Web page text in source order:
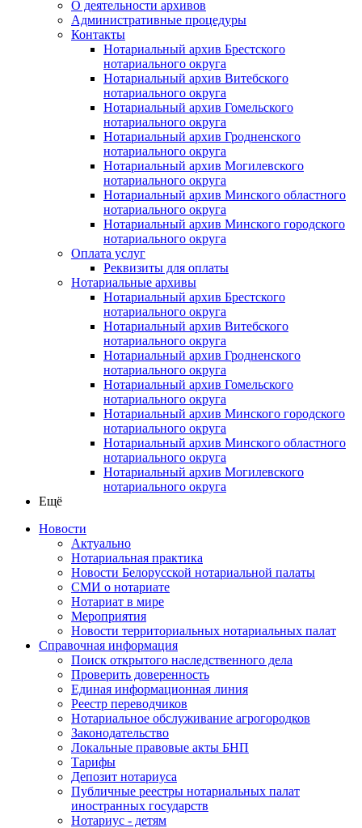
О деятельности архивов
Административные процедуры
Контакты
Нотариальный архив Брестского
нотариального округа
Нотариальный архив Витебского
нотариального округа
Нотариальный архив Гомельского
нотариального округа
Нотариальный архив Гродненского
нотариального округа
Нотариальный архив Могилевского
нотариального округа
Нотариальный архив Минского областного
нотариального округа
Нотариальный архив Минского городского
нотариального округа
Оплата услуг
Реквизиты для оплаты
Нотариальные архивы
Нотариальный архив Брестского
нотариального округа
Нотариальный архив Витебского
нотариального округа
Нотариальный архив Гродненского
нотариального округа
Нотариальный архив Гомельского
нотариального округа
Нотариальный архив Минского городского
нотариального округа
Нотариальный архив Минского областного
нотариального округа
Нотариальный архив Могилевского
нотариального округа
Ещё
Новости
Актуально
Нотариальная практика
Новости Белорусской нотариальной палаты
СМИ о нотариате
Нотариат в мире
Мероприятия
Новости территориальных нотариальных палат
Справочная информация
Поиск открытого наследственного дела
Проверить доверенность
Единая информационная линия
Реестр переводчиков
Нотариальное обслуживание агрогородков
Законодательство
Локальные правовые акты БНП
Тарифы
Депозит нотариуса
Публичные реестры нотариальных палат
иностранных государств
Нотариус - детям